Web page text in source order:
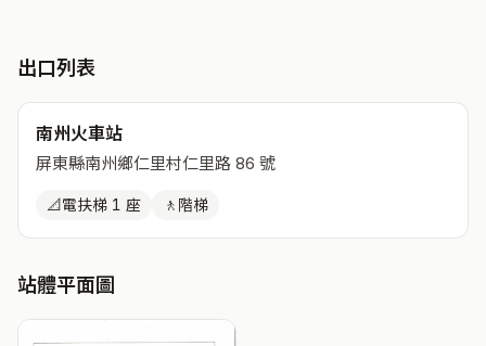
出口列表
南州火車站
屏東縣南州鄉仁里村仁里路 86 號
📐電扶梯 1 座 🚶 階梯
站體平面圖